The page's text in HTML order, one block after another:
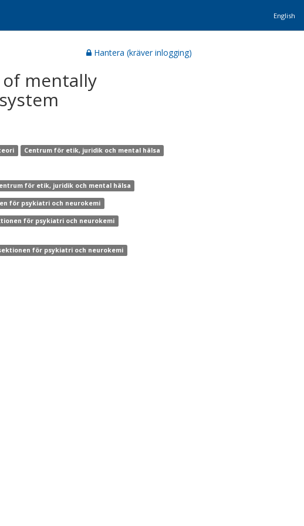
English
Hantera (kräver inlogging)
mentally
Centrum för etik, juridik och mental hälsa
för etik, juridik och mental hälsa
för psykiatri och neurokemi
för psykiatri och neurokemi
för psykiatri och neurokemi